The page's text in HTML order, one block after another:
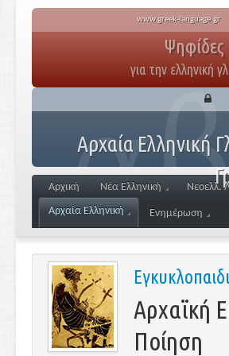
www.greek-language.gr
Ψηφίδες
για την ελληνική
Αρχαία Ελληνική
Αρχική Νέα Ελληνική
Νεοελλ.
Αρχαία Ελληνική
Ενημέρωση
Αρχαϊκή
Ποίηση